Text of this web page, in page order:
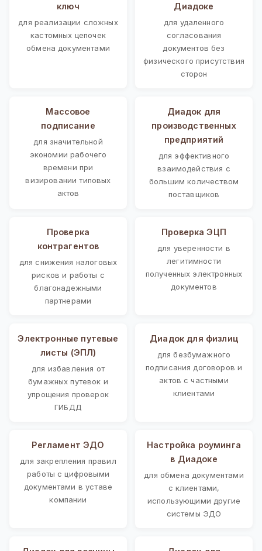
ключ
для реализации сложных
кастомных цепочек
обмена документами
Диадоке
для удаленного
согласования
документов без
физического присутствия
сторон
Массовое
подписание
для значительной
экономии рабочего
времени при
визировании типовых
актов
Диадок для
производственных
предприятий
для эффективного
взаимодействия с
большим количеством
поставщиков
Проверка
контрагентов
для снижения налоговых
рисков и работы с
благонадежными
партнерами
Проверка ЭЦП
для уверенности в
легитимности
полученных электронных
документов
Электронные путевые
листы (ЭПЛ)
для избавления от
бумажных путевок и
упрощения проверок
ГИБДД
Диадок для физлиц
для безбумажного
подписания договоров и
актов с частными
клиентами
Регламент ЭДО
для закрепления правил
работы с цифровыми
документами в уставе
компании
Настройка роуминга
в Диадоке
для обмена документами
с клиентами,
использующими другие
системы ЭДО